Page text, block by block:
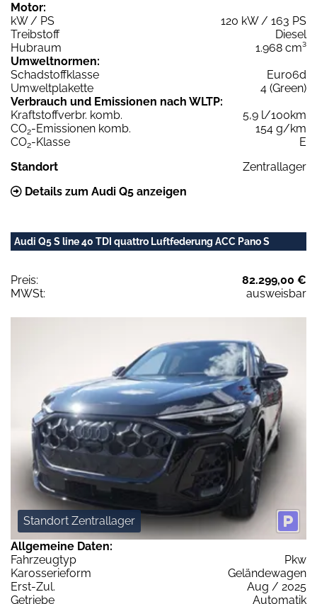
Motor:
kW / PS
120 kW / 163 PS
Treibstoff
Diesel
Hubraum
1.968 cm³
Umweltnormen:
Schadstoffklasse
Euro6d
Umweltplakette
4 (Green)
Verbrauch und Emissionen nach WLTP:
Kraftstoffverbr. komb.
5,9 l/100km
CO2-Emissionen komb.
154 g/km
CO2-Klasse
E
Standort
Zentrallager
Details zum Audi Q5 anzeigen
Audi Q5 S line 40 TDI quattro Luftfederung ACC Pano S
Preis:
82.299,00 €
MWSt:
ausweisbar
Standort Zentrallager
Allgemeine Daten:
Fahrzeugtyp
Pkw
Karosserieform
Geländewagen
Erst-Zul.
Aug / 2025
Getriebe
Automatik